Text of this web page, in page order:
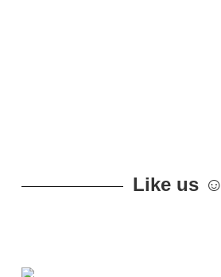
Like us ☺